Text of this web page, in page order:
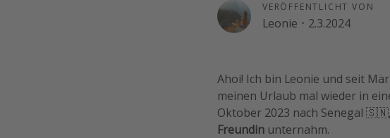
VERÖFFENTLICHT VON
Leonie · 2.3.2024
Ahoi! Ich bin Leonie und seit
meinen Urlaub mal wieder in
Oktober 2023 nach Senegal
Freundin unternahm.